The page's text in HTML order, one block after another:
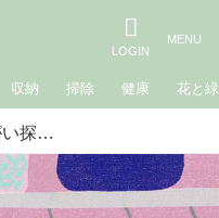
収納 掃除 健康 花と緑
ちょっと難しいまちがい探し｜チョコレート